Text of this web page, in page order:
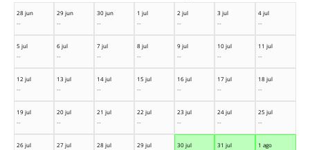
28 jun
--
29 jun
--
30 jun
--
1 jul
--
2 jul
--
3 jul
--
4 jul
--
5 jul
--
6 jul
--
7 jul
--
8 jul
--
9 jul
--
10 jul
--
11 jul
--
12 jul
--
13 jul
--
14 jul
--
15 jul
--
16 jul
--
17 jul
--
18 jul
--
19 jul
--
20 jul
--
21 jul
--
22 jul
--
23 jul
--
24 jul
--
25 jul
--
26 jul
27 jul
28 jul
29 jul
30 jul
31 jul
1 ago